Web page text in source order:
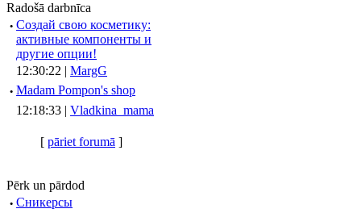
Radošā darbnīca
· Создай свою косметику:
активные компоненты и
другие опции!
12:30:22 | MargG
· Madam Pompon's shop
12:18:33 | Vladkina_mama
[ pāriet forumā ]
Pērk un pārdod
· Сникерсы